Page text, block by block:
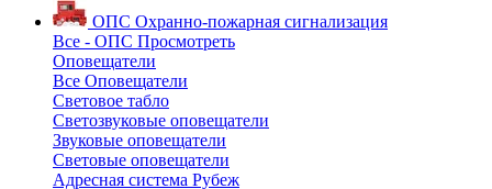
ОПС Охранно-пожарная сигнализация
Все - ОПС Просмотреть
Оповещатели
Все Оповещатели
Световое табло
Светозвуковые оповещатели
Звуковые оповещатели
Световые оповещатели
Адресная система Рубеж